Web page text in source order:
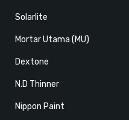
Solarlite
Mortar Utama (MU)
Dextone
N.D Thinner
Nippon Paint